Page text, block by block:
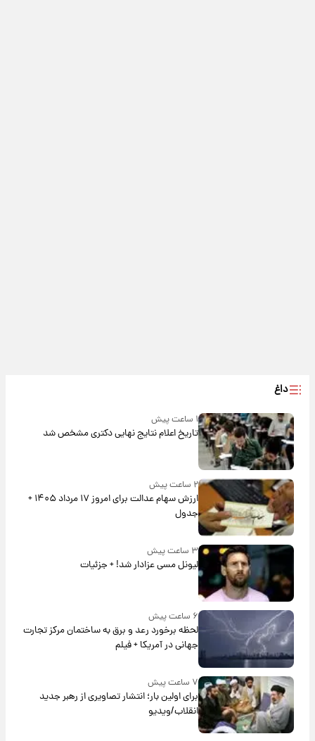
داغ
۱ ساعت پیش
تاریخ اعلام نتایج نهایی دکتری مشخص شد
۲ ساعت پیش
ارزش سهام عدالت برای امروز ۱۷ مرداد ۱۴۰۵ +
جدول
۳ ساعت پیش
لیونل مسی عزادار شد! + جزئیات
۶ ساعت پیش
لحظه برخورد رعد و برق به ساختمان مرکز تجارت
جهانی در آمریکا + فیلم
۷ ساعت پیش
برای اولین بار؛ انتشار تصاویری از رهبر جدید
انقلاب/ویدیو